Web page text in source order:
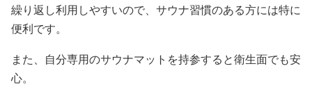
繰り返し利用しやすいので、サウナ習慣のある方には特に
便利です。
また、自分専用のサウナマットを持参すると衛生面でも安
心。